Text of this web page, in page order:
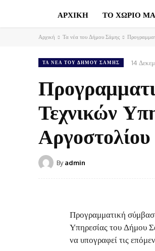
ΑΡΧΙΚΗ ΤΟ ΧΩΡΙΟ
Αρχική Τα νέα του Δήμου Σάμης
ΤΑ ΝΈΑ ΤΟΥ ΔΉΜΟΥ ΣΆΜΗΣ 14
Τεχνικών
Αργοστολίου
By admin
Προγραμματική
Υπηρεσίας του Δήμου
να υπογραφεί τις